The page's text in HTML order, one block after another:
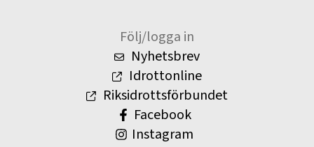
Följ/logga in
Nyhetsbrev
Idrottonline
Riksidrottsförbundet
Facebook
Instagram